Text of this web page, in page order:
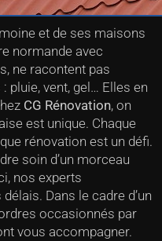
et de ses maisons
normande avec
ne racontent pas
pluie, vent, gel… Elles en
CG Rénovation, on
est unique. Chaque
rénovation est un défi.
soin d’un morceau
nos experts
Dans le cadre d’un
occasionnés par
vous accompagner.